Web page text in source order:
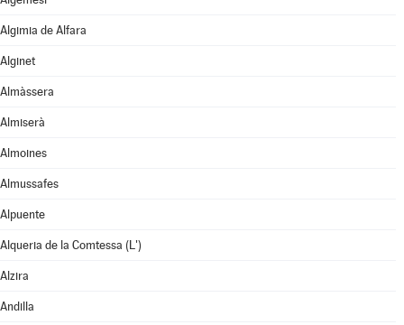
Algimia de Alfara
Alginet
Almàssera
Almiserà
Almoines
Almussafes
Alpuente
Alqueria de la Comtessa (L')
Alzira
Andilla